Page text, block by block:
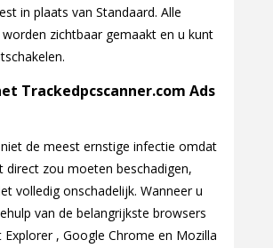
in plaats van Standaard. Alle
zichtbaar gemaakt en u kunt
Trackedpcscanner.com Ads
de meest ernstige infectie omdat
direct zou moeten beschadigen,
volledig onschadelijk. Wanneer u
van de belangrijkste browsers
Explorer , Google Chrome en Mozilla